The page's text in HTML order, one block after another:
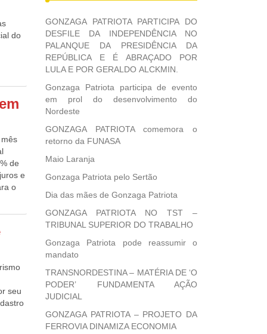
a
com
o
as
um
De
de
do
da
do
de
de
e
o
a
os
seu
GONZAGA PATRIOTA PARTICIPA DO
DESFILE DA INDEPENDÊNCIA NO
PALANQUE DA PRESIDÊNCIA DA
REPÚBLICA E É ABRAÇADO POR
LULA E POR GERALDO ALCKMIN.
Gonzaga Patriota participa de evento
em prol do desenvolvimento do
Nordeste
GONZAGA PATRIOTA comemora o
retorno da FUNASA
Maio Laranja
Gonzaga Patriota pelo Sertão
Dia das mães de Gonzaga Patriota
GONZAGA PATRIOTA NO TST –
TRIBUNAL SUPERIOR DO TRABALHO
Gonzaga Patriota pode reassumir o
mandato
TRANSNORDESTINA – MATÉRIA DE ‘O
PODER’ FUNDAMENTA AÇÃO
JUDICIAL
GONZAGA PATRIOTA – PROJETO DA
FERROVIA DINAMIZA ECONOMIA